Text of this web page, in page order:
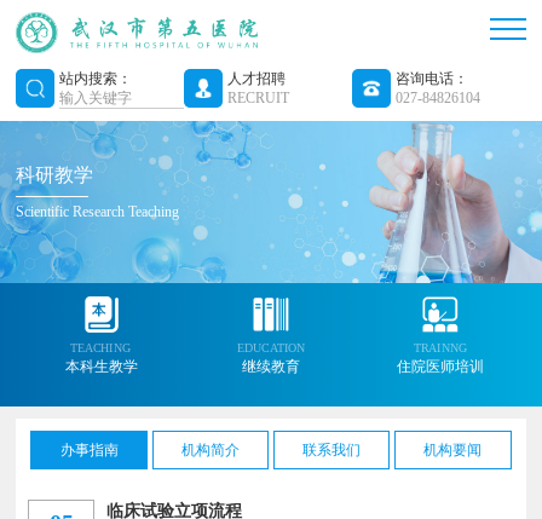
站内搜索：
人才招聘
RECRUIT
咨询电话：
027-84826104
科研教学
Scientific Research Teaching
TEACHING
本科生教学
EDUCATION
继续教育
TRAINNG
住院医师培训
办事指南 机构简介 联系我们 机构要闻
临床试验立项流程